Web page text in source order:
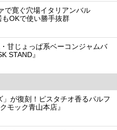
で寛ぐ穴場イタリアンバル
もOKで使い勝手抜群
甘じょっぱ系ベーコンジャムバ
STAND』
が復刻！ピスタチオ香るパルフ
モック青山本店』